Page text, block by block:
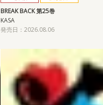
BREAK BACK 第25巻
KASA
発売日：2026.08.06